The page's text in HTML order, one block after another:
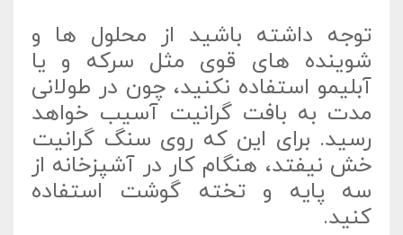
توجه داشته باشید از محلول ها و
شوینده های قوی مثل سرکه و یا
آبلیمو استفاده نکنید، چون در طولانی
مدت به بافت گرانیت آسیب خواهد
رسید. برای این که روی سنگ گرانیت
خش نیفتد، هنگام کار در آشپزخانه از
سه پایه و تخته گوشت استفاده
کنید.